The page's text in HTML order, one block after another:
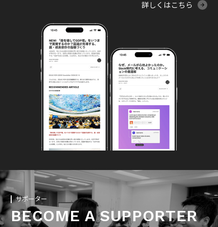
詳しくはこちら
サポーター
BECOME A SUPPORTER